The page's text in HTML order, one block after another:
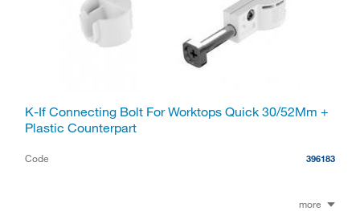
K-If Connecting Bolt For Worktops Quick 30/52Mm +
Plastic Counterpart
Code 396183
more